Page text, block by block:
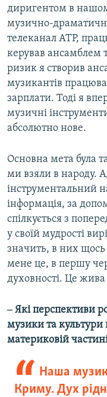
диригентом в
музично-
телеканал АТР,
керував ансамблем
ризик я створив
музикантів
зарплати. Тоді я
музичні
абсолютно нове.
Основна мета була
ми взяли в народу.
інструментальний
інформація, за
спілкується з
у своїй мудрості
значить, в них
мене це, в першу
духовності. Це жива
‒ Які перспективи
музики та
материковій
Наша
Криму. Дух